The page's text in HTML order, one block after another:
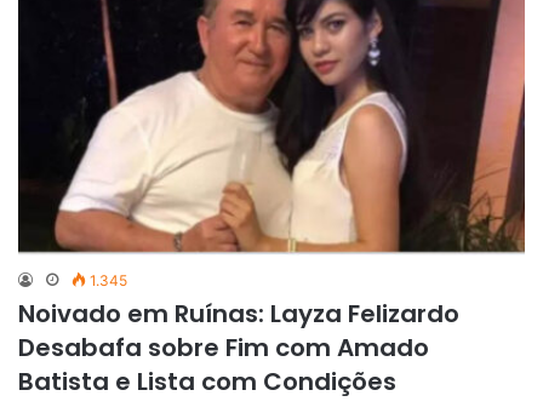
1.345
Noivado em Ruínas: Layza Felizardo
Desabafa sobre Fim com Amado
Batista e Lista com Condições